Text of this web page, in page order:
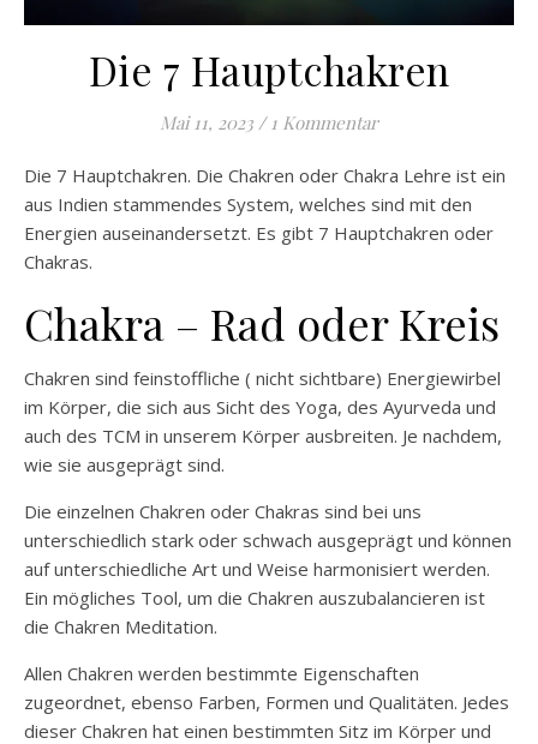
Die 7 Hauptchakren
Mai 11, 2023 / 1 Kommentar
Die 7 Hauptchakren. Die Chakren oder Chakra Lehre ist ein
aus Indien stammendes System, welches sind mit den
Energien auseinandersetzt. Es gibt 7 Hauptchakren oder
Chakras.
Chakra – Rad oder Kreis
Chakren sind feinstoffliche ( nicht sichtbare) Energiewirbel
im Körper, die sich aus Sicht des Yoga, des Ayurveda und
auch des TCM in unserem Körper ausbreiten. Je nachdem,
wie sie ausgeprägt sind.
Die einzelnen Chakren oder Chakras sind bei uns
unterschiedlich stark oder schwach ausgeprägt und können
auf unterschiedliche Art und Weise harmonisiert werden.
Ein mögliches Tool, um die Chakren auszubalancieren ist
die Chakren Meditation.
Allen Chakren werden bestimmte Eigenschaften
zugeordnet, ebenso Farben, Formen und Qualitäten. Jedes
dieser Chakren hat einen bestimmten Sitz im Körper und